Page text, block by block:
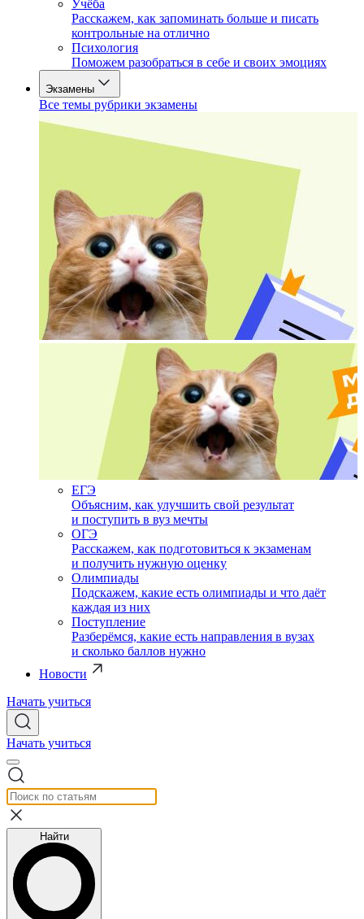
Учёба
Расскажем, как запоминать больше и писать
контрольные на отлично
Психология
Поможем разобраться в себе и своих эмоциях
Экзамены
Все темы рубрики экзамены
ЕГЭ
Объясним, как улучшить свой результат
и поступить в вуз мечты
ОГЭ
Расскажем, как подготовиться к экзаменам
и получить нужную оценку
Олимпиады
Подскажем, какие есть олимпиады и что даёт
каждая из них
Поступление
Разберёмся, какие есть направления в вузах
и сколько баллов нужно
Новости
Начать учиться
Начать учиться
Найти